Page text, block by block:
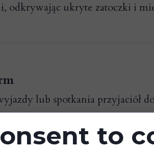
lub spotkania przyjaciół
odkrywając ukryte zatoczki i
to